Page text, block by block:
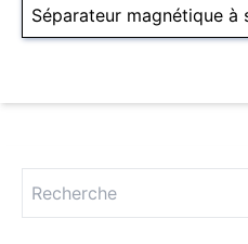
Séparateur magnétique à